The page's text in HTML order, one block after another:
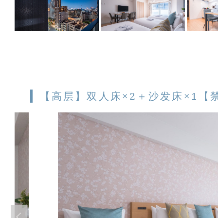
【高层】双人床×2＋沙发床×1【